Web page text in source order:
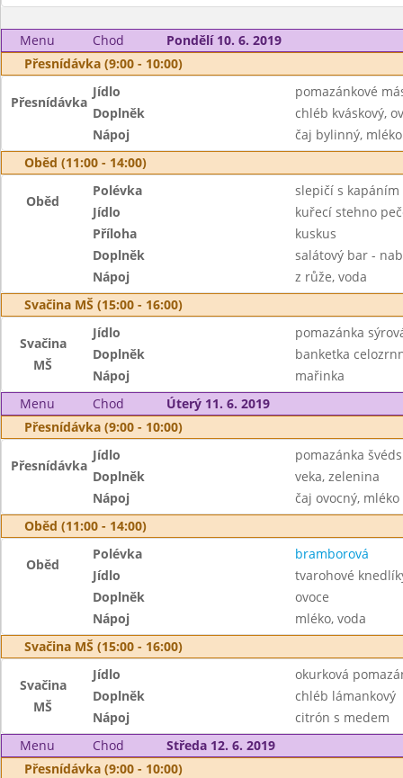
Menu Chod
Pondělí 10. 6. 2019
Přesnídávka (9:00 - 10:00)
Přesnídávka
Jídlo
pomazánkové
Doplněk
chléb kváskový,
Nápoj
čaj bylinný, mléko
Oběd (11:00 - 14:00)
Oběd
Polévka
slepičí s kapáním
Jídlo
kuřecí stehno
Příloha
kuskus
Doplněk
salátový bar -
Nápoj
z růže, voda
Svačina MŠ (15:00 - 16:00)
Svačina
MŠ
Jídlo
pomazánka
Doplněk
banketka
Nápoj
mařinka
Menu
Chod
Úterý 11. 6. 2019
Přesnídávka (9:00 - 10:00)
Přesnídávka
Jídlo
pomazánka
Doplněk
veka, zelenina
Nápoj
čaj ovocný, mléko
Oběd (11:00 - 14:00)
Oběd
Polévka
bramborová
Jídlo
tvarohové
Doplněk
ovoce
Nápoj
mléko, voda
Svačina MŠ (15:00 - 16:00)
Svačina
MŠ
Jídlo
okurková
Doplněk
chléb lámankový
Nápoj
citrón s medem
Menu
Chod
Středa 12. 6. 2019
Přesnídávka (9:00 - 10:00)